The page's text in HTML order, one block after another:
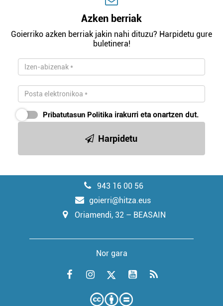
Azken berriak
Goierriko azken berriak jakin nahi dituzu? Harpidetu gure
buletinera!
Pribatutasun Politika irakurri eta onartzen dut.
Harpidetu
943 16 00 56
goierri@hitza.eus
Oriamendi, 32 – BEASAIN
Nor gara